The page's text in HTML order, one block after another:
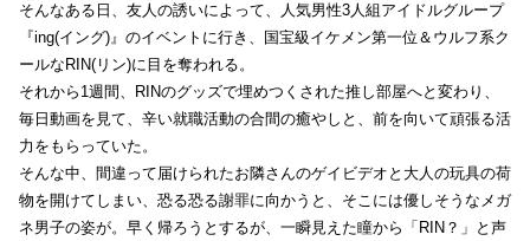
そんなある日、友人の誘いによって、人気男性3人組アイドルグループ
『ing(イング)』のイベントに行き、国宝級イケメン第一位＆ウルフ系ク
ールなRIN(リン)に目を奪われる。
それから1週間、RINのグッズで埋めつくされた推し部屋へと変わり、
毎日動画を見て、辛い就職活動の合間の癒やしと、前を向いて頑張る活
力をもらっていた。
そんな中、間違って届けられたお隣さんのゲイビデオと大人の玩具の荷
物を開けてしまい、恐る恐る謝罪に向かうと、そこには優しそうなメガ
ネ男子の姿が。早く帰ろうとするが、一瞬見えた瞳から「RIN？」と声